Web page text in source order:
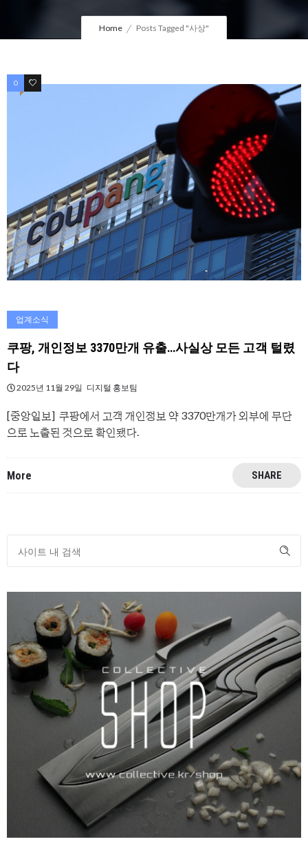
Home Posts Tagged "사상"
0 0
업계소식
쿠팡, 개인정보 3370만개 유출…사실상 모든 고객 털렸
다
2025년 11월 29일 디지털 홍보팀
[중앙일보] 쿠팡에서 고객 개인정보 약 3370만개가 외부에 무단
으로 노출된 것으로 확인됐다.
More SHARE